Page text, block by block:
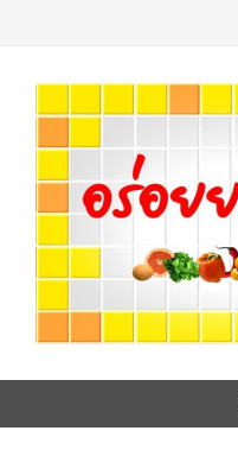
content